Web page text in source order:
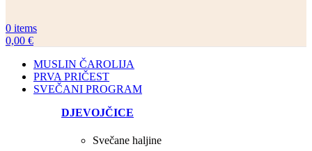
0 items
0,00 €
MUSLIN ČAROLIJA
PRVA PRIČEST
SVEČANI PROGRAM
DJEVOJČICE
Svečane haljine